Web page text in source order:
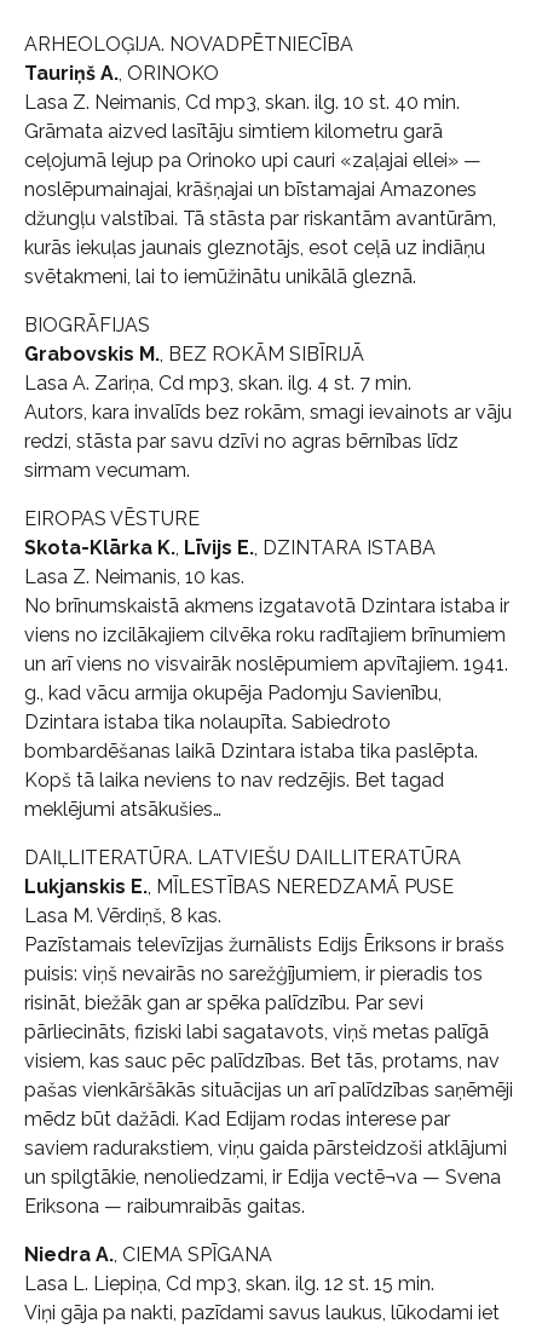
ARHEOLOĢIJA. NOVADPĒTNIECĪBA
Tauriņš A., ORINOKO
Lasa Z. Neimanis, Cd mp3, skan. ilg. 10 st. 40 min.
Grāmata aizved lasītāju simtiem kilometru garā
ceļojumā lejup pa Orinoko upi cauri «zaļajai ellei» —
noslēpumainajai, krāšņajai un bīstamajai Amazones
džungļu valstībai. Tā stāsta par riskantām avantūrām,
kurās iekuļas jaunais gleznotājs, esot ceļā uz indiāņu
svētakmeni, lai to iemūžinātu unikālā gleznā.
BIOGRĀFIJAS
Grabovskis M., BEZ ROKĀM SIBĪRIJĀ
Lasa A. Zariņa, Cd mp3, skan. ilg. 4 st. 7 min.
Autors, kara invalīds bez rokām, smagi ievainots ar vāju
redzi, stāsta par savu dzīvi no agras bērnības līdz
sirmam vecumam.
EIROPAS VĒSTURE
Skota-Klārka K., Līvijs E., DZINTARA ISTABA
Lasa Z. Neimanis, 10 kas.
No brīnumskaistā akmens izgatavotā Dzintara istaba ir
viens no izcilākajiem cilvēka roku radītajiem brīnumiem
un arī viens no visvairāk noslēpumiem apvītajiem. 1941.
g., kad vācu armija okupēja Padomju Savienību,
Dzintara istaba tika nolaupīta. Sabiedroto
bombardēšanas laikā Dzintara istaba tika paslēpta.
Kopš tā laika neviens to nav redzējis. Bet tagad
meklējumi atsākušies…
DAIĻLITERATŪRA. LATVIEŠU DAILLITERATŪRA
Lukjanskis E., MĪLESTĪBAS NEREDZAMĀ PUSE
Lasa M. Vērdiņš, 8 kas.
Pazīstamais televīzijas žurnālists Edijs Ēriksons ir brašs
puisis: viņš nevairās no sarežģījumiem, ir pieradis tos
risināt, biežāk gan ar spēka palīdzību. Par sevi
pārliecināts, fiziski labi sagatavots, viņš metas palīgā
visiem, kas sauc pēc palīdzības. Bet tās, protams, nav
pašas vienkāršākās situācijas un arī palīdzības saņēmēji
mēdz būt dažādi. Kad Edijam rodas interese par
saviem radurakstiem, viņu gaida pārsteidzoši atklājumi
un spilgtākie, nenoliedzami, ir Edija vectē¬va — Svena
Eriksona — raibumraibās gaitas.
Niedra A., CIEMA SPĪGANA
Lasa L. Liepiņa, Cd mp3, skan. ilg. 12 st. 15 min.
Viņi gāja pa nakti, pazīdami savus laukus, lūkodami iet